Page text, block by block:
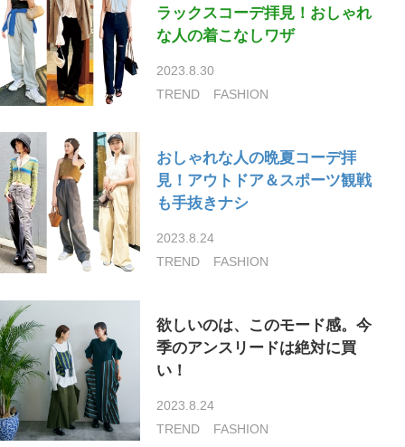
ラックスコーデ拝見！おしゃれ
な人の着こなしワザ
2023.8.30
TREND
FASHION
おしゃれな人の晩夏コーデ拝
見！アウトドア＆スポーツ観戦
も手抜きナシ
2023.8.24
TREND
FASHION
欲しいのは、このモード感。今
季のアンスリードは絶対に買
い！
2023.8.24
TREND
FASHION